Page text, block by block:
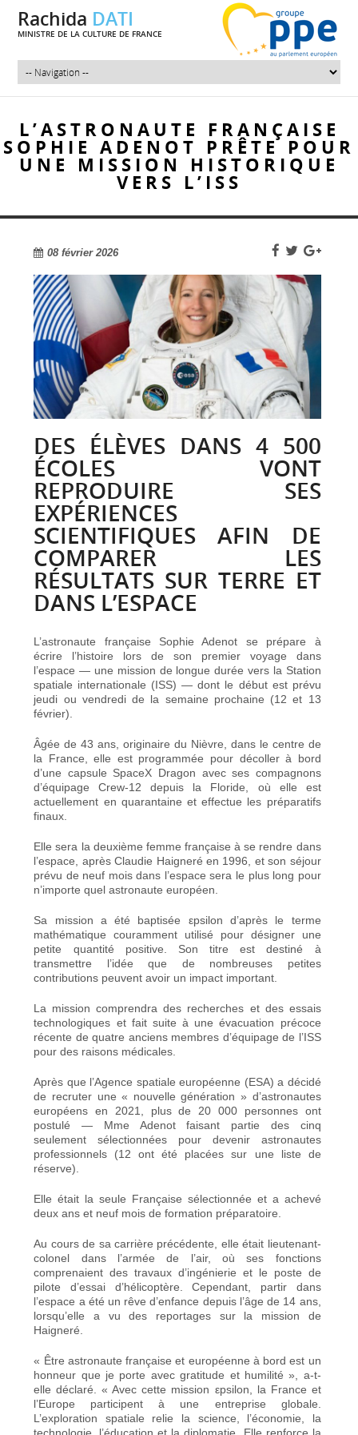
Rachida DATI
MINISTRE DE LA CULTURE DE FRANCE
L’ASTRONAUTE FRANÇAISE
SOPHIE ADENOT PRÊTE POUR
UNE MISSION HISTORIQUE
VERS L’ISS
08 février 2026
DES ÉLÈVES DANS 4 500
ÉCOLES VONT
REPRODUIRE SES
EXPÉRIENCES
SCIENTIFIQUES AFIN DE
COMPARER LES
RÉSULTATS SUR TERRE ET
DANS L’ESPACE
L’astronaute française Sophie Adenot se prépare à
écrire l’histoire lors de son premier voyage dans
l’espace — une mission de longue durée vers la Station
spatiale internationale (ISS) — dont le début est prévu
jeudi ou vendredi de la semaine prochaine (12 et 13
février).
Âgée de 43 ans, originaire du Nièvre, dans le centre de
la France, elle est programmée pour décoller à bord
d’une capsule SpaceX Dragon avec ses compagnons
d’équipage Crew-12 depuis la Floride, où elle est
actuellement en quarantaine et effectue les préparatifs
finaux.
Elle sera la deuxième femme française à se rendre dans
l’espace, aprèsClaudie Haigneré en 1996, et son séjour
prévu de neuf mois dans l’espace sera le plus long pour
n’importe quel astronaute européen.
Sa mission a été baptisée εpsilon d’après le terme
mathématique couramment utilisé pour désigner une
petite quantité positive. Son titre est destiné à
transmettre l’idée que de nombreuses petites
contributions peuvent avoir un impact important.
La mission comprendra des recherches et des essais
technologiques et fait suite à une évacuation précoce
récente de quatre anciens membres d’équipage de l’ISS
pour des raisons médicales.
Après que l’Agence spatiale européenne (ESA) a décidé
de recruter une « nouvelle génération » d’astronautes
européens en 2021, plus de 20 000 personnes ont
postulé — Mme Adenot faisant partie des cinq
seulement sélectionnées pour devenir astronautes
professionnels (12 ont été placées sur une liste de
réserve).
Elle était la seule Française sélectionnée et a achevé
deux ans et neuf mois de formation préparatoire.
Au cours de sa carrière précédente, elle était lieutenant-
colonel dans l’armée de l’air, où ses fonctions
comprenaient des travaux d’ingénierie et le poste de
pilote d’essai d’hélicoptère. Cependant, partir dans
l’espace a été un rêve d’enfance depuis l’âge de 14 ans,
lorsqu’elle a vu des reportages sur la mission de
Haigneré.
« Être astronaute française et européenne à bord est un
honneur que je porte avec gratitude et humilité », a-t-
elle déclaré. « Avec cette mission εpsilon, la France et
l’Europe participent à une entreprise globale.
L’exploration spatiale relie la science, l’économie, la
technologie, l’éducation et la diplomatie. Elle renforce la